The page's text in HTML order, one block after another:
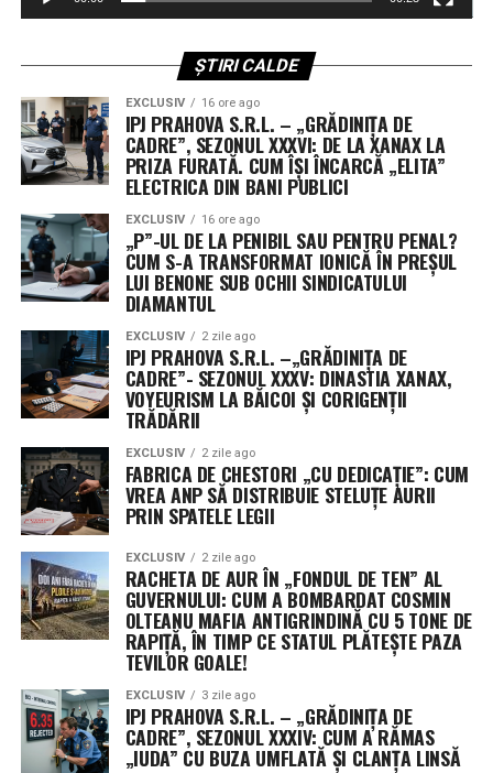
Revoluția „Flatellites”: Rocket Lab propune o
Dintre contractorii anunțați, Rocket Lab se detașează cu
o cotă de 397 de milioane de dolari. Compania cu sediul
în California va dezvolta și opera o constelație de
„Flatellites” – un design revoluționar de sateliți plați,
optimizați pentru comunicare de mare bandă și latență
scăzută.
Aceste platforme orbitale vor fi transportate în spațiu
de noua rachetă Neutron, un lansator de clasă grea
programat pentru primul zbor spre finalul acestui an,
de la complexul din Wallops Island, Virginia. Designul
plat permite optimizarea spațiului în interiorul rachetei,
facilitând desfășurarea rapidă a unor rețele vaste de
senzori, esențiale pentru detectarea țintelor mobile în
timp real.
Misterul celui de-al treilea jucător: Securitatea
operațională ascunde identitatea unor contractori
cheie
Un aspect neobișnuit al acestui anunț este menținerea
sub anonimat a celui de-al treilea beneficiar al
contractului. Purtătorii de cuvânt ai comandamentului
au precizat că decizia este dictată strict de protocoalele
de securitate operațională (OPSEC), menite să protejeze
profilurile misiunilor sensibile și capacitățile specifice
dezvoltate.
ȘTIRI CALDE
EXCLUSIV 16 ore ago
IPJ PRAHOVA S.R.L. – „GRĂDINIȚA DE
CADRE”, SEZONUL XXXVI: DE LA XANAX LA
PRIZA FURATĂ. CUM ÎȘI ÎNCARCĂ „ELITA”
ELECTRICA DIN BANI PUBLICI
EXCLUSIV 16 ore ago
„P”-UL DE LA PENIBIL SAU PENTRU PENAL?
CUM S-A TRANSFORMAT IONICĂ ÎN PREȘUL
LUI BENONE SUB OCHII SINDICATULUI
DIAMANTUL
EXCLUSIV 2 zile ago
IPJ PRAHOVA S.R.L. –„GRĂDINIȚA DE
CADRE”- SEZONUL XXXV: DINASTIA XANAX,
VOYEURISM LA BĂICOI ȘI CORIGENȚII
TRĂDĂRII
EXCLUSIV 2 zile ago
FABRICA DE CHESTORI „CU DEDICAȚIE”: CUM
VREA ANP SĂ DISTRIBUIE STELUȚE AURII
PRIN SPATELE LEGII
EXCLUSIV 2 zile ago
RACHETA DE AUR ÎN „FONDUL DE TEN” AL
GUVERNULUI: CUM A BOMBARDAT COSMIN
OLTEANU MAFIA ANTIGRINDINĂ CU 5 TONE DE
RAPIȚĂ, ÎN TIMP CE STATUL PLĂTEȘTE PAZA
TEVILOR GOALE!
EXCLUSIV 3 zile ago
IPJ PRAHOVA S.R.L. – „GRĂDINIȚA DE
CADRE”, SEZONUL XXXIV: CUM A RĂMAS
„IUDA” CU BUZA UMFLATĂ ȘI CLANȚA LINSĂ